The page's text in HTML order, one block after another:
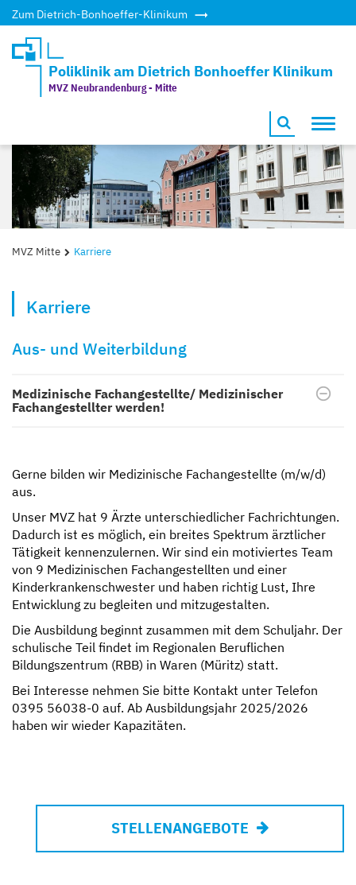
Zum Dietrich-Bonhoeffer-Klinikum
Poliklinik am Dietrich Bonhoeffer Klinikum
MVZ Neubrandenburg - Mitte
MVZ Mitte Karriere
Karriere
Aus- und Weiterbildung
Medizinische Fachangestellte/ Medizinischer
Fachangestellter werden!
Gerne bilden wir Medizinische Fachangestellte (m/w/d)
aus.
Unser MVZ hat 9 Ärzte unterschiedlicher Fachrichtungen.
Dadurch ist es möglich, ein breites Spektrum ärztlicher
Tätigkeit kennenzulernen. Wir sind ein motiviertes Team
von 9 Medizinischen Fachangestellten und einer
Kinderkrankenschwester und haben richtig Lust, Ihre
Entwicklung zu begleiten und mitzugestalten.
Die Ausbildung beginnt zusammen mit dem Schuljahr. Der
schulische Teil findet im Regionalen Beruflichen
Bildungszentrum (RBB) in Waren (Müritz) statt.
Bei Interesse nehmen Sie bitte Kontakt unter Telefon
0395 56038-0 auf. Ab Ausbildungsjahr 2025/2026
haben wir wieder Kapazitäten.
STELLENANGEBOTE